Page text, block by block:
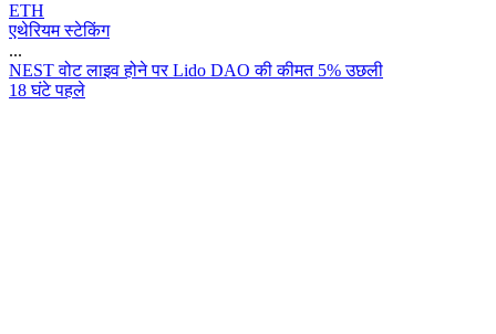
ETH
एथेरियम स्टेकिंग
...
NEST वट लइव हन पर Lido DAO क कमत 5% उछल
18 घंटे पहले